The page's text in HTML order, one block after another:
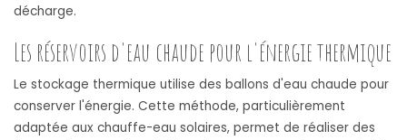
décharge.
Les réservoirs d'eau chaude pour l'énergie thermique
Le stockage thermique utilise des ballons d'eau chaude pour
conserver l'énergie. Cette méthode, particulièrement
adaptée aux chauffe-eau solaires, permet de réaliser des